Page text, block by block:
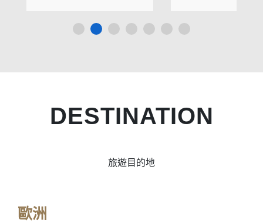
DESTINATION
旅遊目的地
歐洲